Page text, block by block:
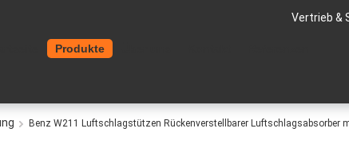
Vertrieb &
Produkte
Benz W211 Luftschlagstützen Rückenverstellbarer Luftschlagsabsorber